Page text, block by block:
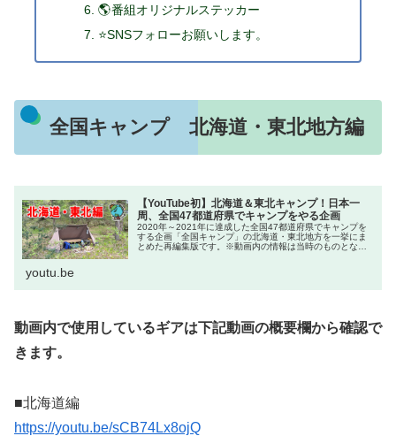
🌎番組オリジナルステッカー
⭐SNSフォローお願いします。
全国キャンプ 北海道・東北地方編
【YouTube初】北海道＆東北キャンプ！日本一
周、全国47都道府県でキャンプをやる企画
2020年～2021年に達成した全国47都道府県でキャンプを
する企画「全国キャンプ」の北海道・東北地方を一挙にま
とめた再編集版です。※動画内の情報は当時のものとなり
youtu.be
動画内で使用しているギアは下記動画の概要欄から確認で
きます。
■北海道編
https://youtu.be/sCB74Lx8ojQ